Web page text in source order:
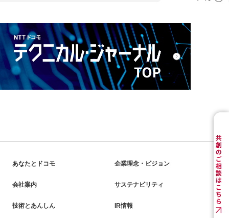
あなたとドコモ 企業理念・ビジョン
会社案内 サステナビリティ
技術とあんしん IR情報